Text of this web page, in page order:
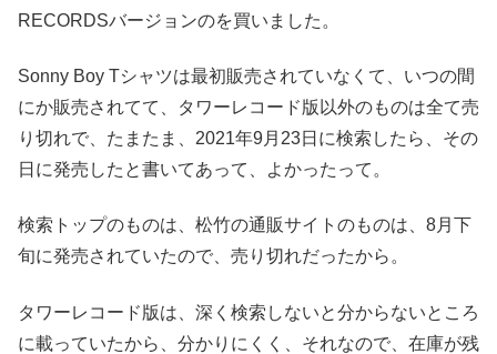
RECORDSバージョンのを買いました。
Sonny Boy Tシャツは最初販売されていなくて、いつの間
にか販売されてて、タワーレコード版以外のものは全て売
り切れで、たまたま、2021年9月23日に検索したら、その
日に発売したと書いてあって、よかったって。
検索トップのものは、松竹の通販サイトのものは、8月下
旬に発売されていたので、売り切れだったから。
タワーレコード版は、深く検索しないと分からないところ
に載っていたから、分かりにくく、それなので、在庫が残